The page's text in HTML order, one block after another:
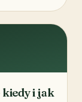
kiedy i jak